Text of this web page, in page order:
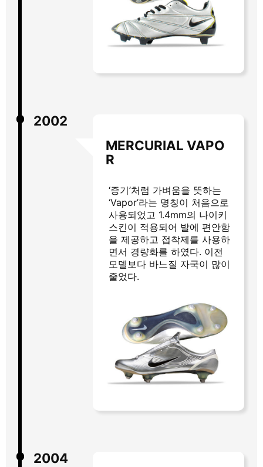
2002
MERCURIAL VAPO
R
‘증기’처럼 가벼움을 뜻하는
‘Vapor’라는 명칭이 처음으로
사용되었고 1.4mm의 나이키
스킨이 적용되어 발에 편안함
을 제공하고 접착제를 사용하
면서 경량화를 하였다. 이전
모델보다 바느질 자국이 많이
줄었다.
2004